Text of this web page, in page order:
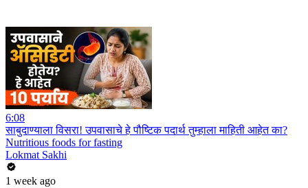
6:08
साबुदाण्याला विसरा! उपवासाचे हे पौष्टिक पदार्थ तुम्हाला माहिती आहेत का?
Nutritious foods for fasting
Lokmat Sakhi
1 week ago